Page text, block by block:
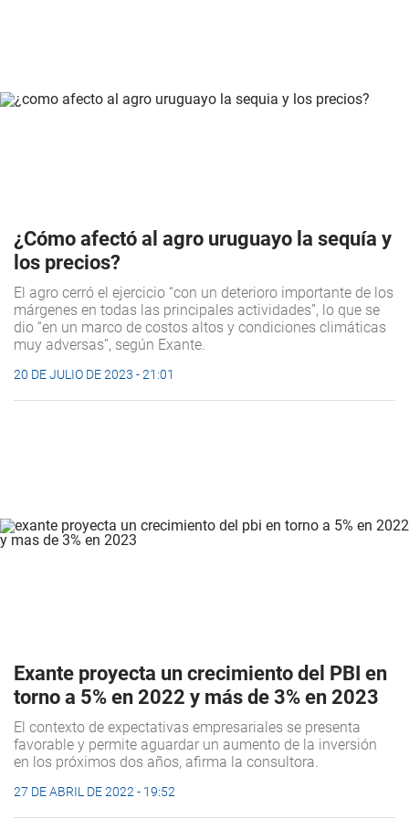
¿Cómo afectó al agro uruguayo la sequía y
los precios?
El agro cerró el ejercicio “con un deterioro importante de los
márgenes en todas las principales actividades”, lo que se
dio “en un marco de costos altos y condiciones climáticas
muy adversas”, según Exante.
20 DE JULIO DE 2023 - 21:01
Exante proyecta un crecimiento del PBI en
torno a 5% en 2022 y más de 3% en 2023
El contexto de expectativas empresariales se presenta
favorable y permite aguardar un aumento de la inversión
en los próximos dos años, afirma la consultora.
27 DE ABRIL DE 2022 - 19:52